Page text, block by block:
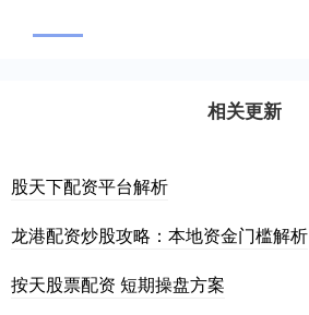
相关更新
股天下配资平台解析
龙港配资炒股攻略：本地资金门槛解析
按天股票配资 短期操盘方案